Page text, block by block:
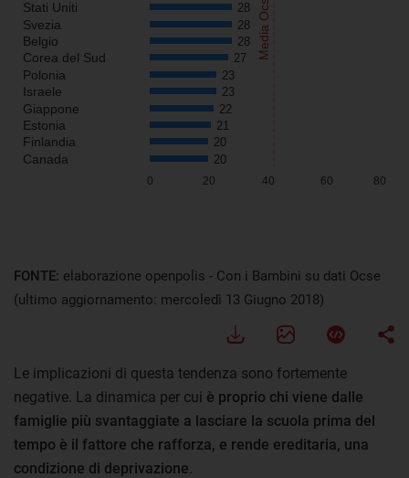
FONTE: elaborazione openpolis - Con i Bambini su dati Ocse
(ultimo aggiornamento: mercoledì 13 Giugno 2018)
Le implicazioni di questa tendenza sono fortemente
negative. La dinamica per cui è proprio chi viene dalle
famiglie più svantaggiate a lasciare la scuola prima del
tempo è il fattore che rafforza, e rende ereditaria, una
condizione di deprivazione.